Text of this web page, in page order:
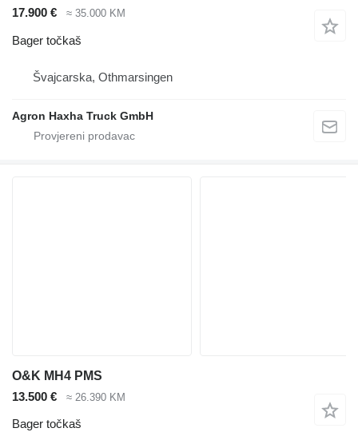
17.900 €
≈ 35.000 KM
Bager točkaš
Švајcarska, Othmarsingen
Agron Haxha Truck GmbH
O&K MH4 PMS
13.500 €
≈ 26.390 KM
Bager točkaš